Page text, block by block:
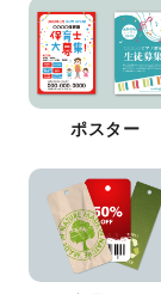
ポスター